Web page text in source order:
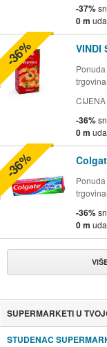
-37%
0 m
VINDI
-36%
0 m
-36%
-36%
0 m
-36%
SUPERMARKETI U
STUDENAC